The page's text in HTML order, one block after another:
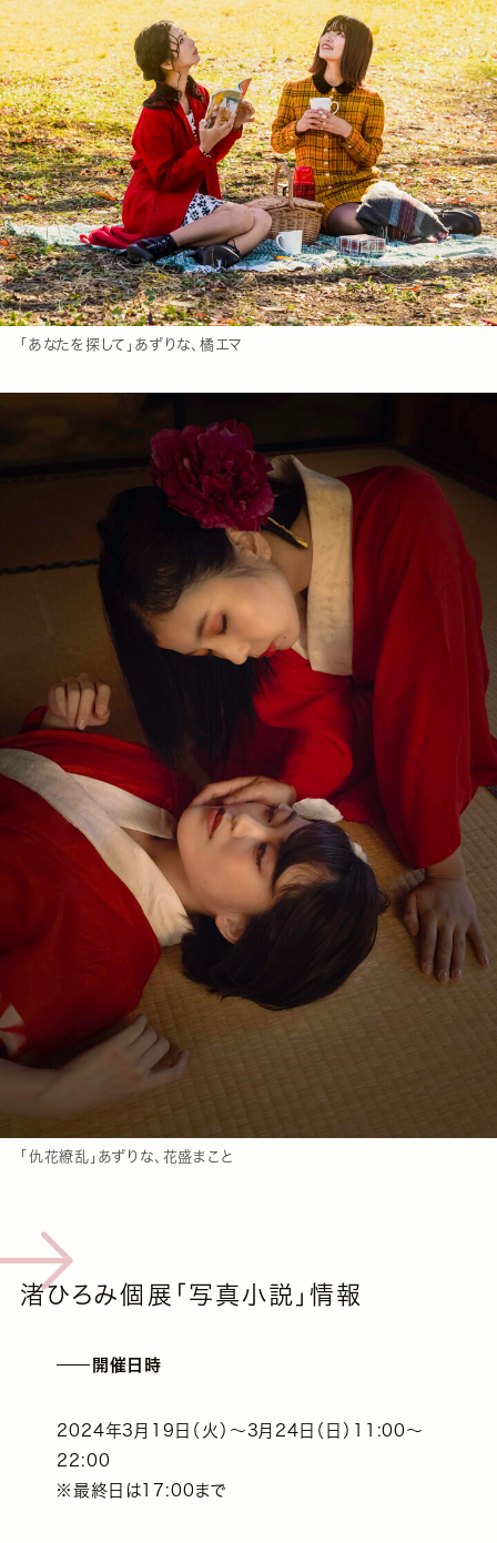
「あなたを探して」あずりな、橘エマ
「仇花繚乱」あずりな、花盛まこと
渚ひろみ個展「写真小説」情報
開催日時
2024年3月19日（火）～3月24日（日）11:00～
22:00
※最終日は17:00まで